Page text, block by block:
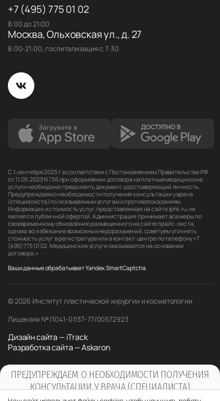
+7 (495) 775 01 02
8:00 до 21:00
Москва, Ольховская ул., д. 27
8:00-21:00, госпитализация с 7:30
С 1 сентября 2023 г в соответствии с Постановлением Правительства РФ
от 11.05.2023 N 736 при оформлении договора на платные медицинские
услуги необходимо предъявить документ, удостоверяющий личность.
Предупреждаем о необходимости получения консультации у врача
(специалиста) по оказываемым услугам и противопоказаниям.
Информация и стоимость услуг, представленная на сайте iphk.ru, не
является публичной офертой. Администрация принимает все меры по
своевременному обновлению размещенного на сайте прайс-листа,
однако во избежание возможных недоразумений, советуем уточнять
стоимость услуг в регистратуре или в контакт-центре по телефону +7
(495) 775 01 02. Медицинские услуги оказываются на основании
договора.»
Ваши данные обрабатывает Yandex.SmartCaptcha
© 2026 Институт пластической хирургии и косметологии
Лицензия № Л041-01137-77/00572923
Дизайн сайта — iTrack
Разработка сайта — Askaron
ПРЕДУПРЕЖДАЕМ О НЕОБХОДИМОСТИ ПОЛУЧЕНИЯ
КОНСУЛЬТАЦИИ У ВРАЧА (СПЕЦИАЛИСТА)